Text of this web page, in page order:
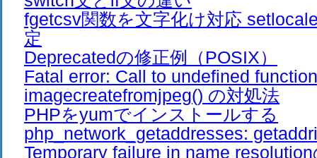
fgetcsv関数を文字化け対応
定
Deprecatedの修正例（POSIX）
Fatal error: Call to undefined function
imagecreatefromjpeg() の対処法
PHPをyumでインストールする
php_network_getaddresses:
Temporary failure in name